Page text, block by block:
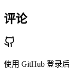
评论
使用 GitHub 登录